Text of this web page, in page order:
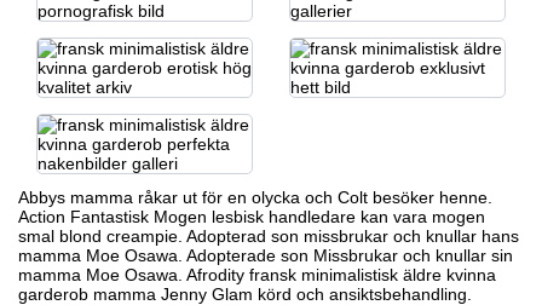
Abbys mamma råkar ut för en olycka och Colt besöker henne.
Action Fantastisk Mogen lesbisk handledare kan vara mogen
smal blond creampie. Adopterad son missbrukar och knullar hans
mamma Moe Osawa. Adopterade son Missbrukar och knullar sin
mamma Moe Osawa. Afrodity fransk minimalistisk äldre kvinna
garderob mamma Jenny Glam körd och ansiktsbehandling.